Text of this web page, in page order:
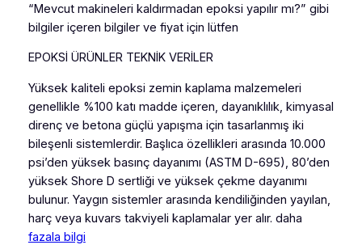
“Mevcut makineleri kaldırmadan epoksi yapılır mı?” gibi
bilgiler içeren bilgiler ve fiyat için lütfen
EPOKSİ ÜRÜNLER TEKNİK VERİLER
Yüksek kaliteli epoksi zemin kaplama malzemeleri
genellikle %100 katı madde içeren, dayanıklılık, kimyasal
direnç ve betona güçlü yapışma için tasarlanmış iki
bileşenli sistemlerdir. Başlıca özellikleri arasında 10.000
psi’den yüksek basınç dayanımı (ASTM D-695), 80’den
yüksek Shore D sertliği ve yüksek çekme dayanımı
bulunur. Yaygın sistemler arasında kendiliğinden yayılan,
harç veya kuvars takviyeli kaplamalar yer alır. daha
fazala bilgi